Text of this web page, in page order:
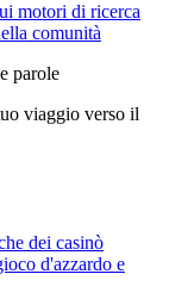
motori di ricerca
comunità
parole
viaggio verso il
dei casinò
d'azzardo e